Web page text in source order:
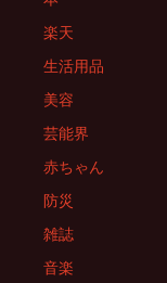
楽天
生活用品
美容
芸能界
赤ちゃん
防災
雑誌
音楽